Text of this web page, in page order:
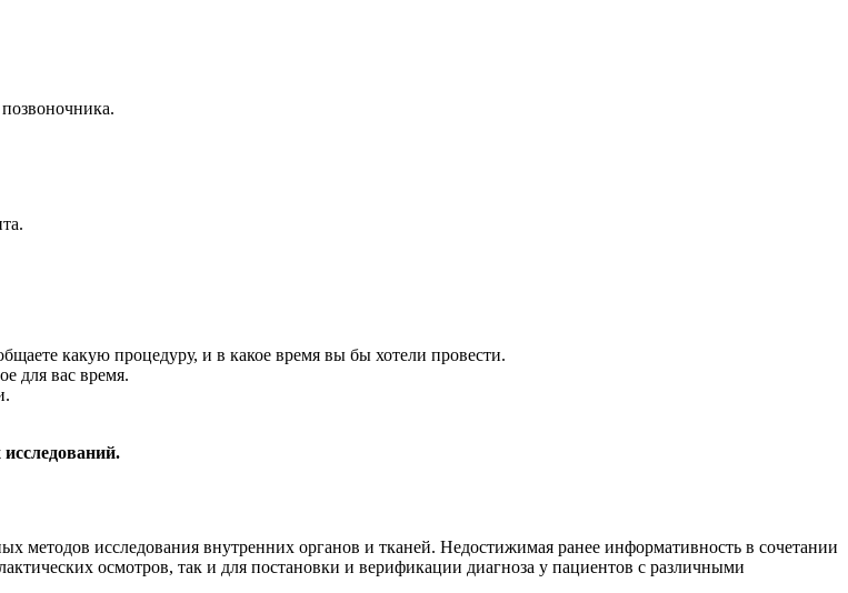
какую процедуру, и в какое время вы бы хотели провести.
для вас время.
методов исследования внутренних органов и тканей. Недостижимая ранее информативность в сочетании
осмотров, так и для постановки и верификации диагноза у пациентов с различными